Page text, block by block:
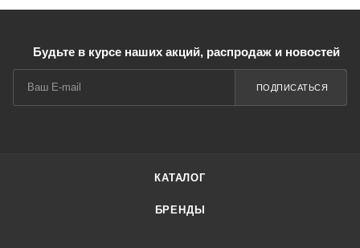
Будьте в курсе наших акций, распродаж и новостей
ПОДПИСАТЬСЯ
КАТАЛОГ
БРЕНДЫ